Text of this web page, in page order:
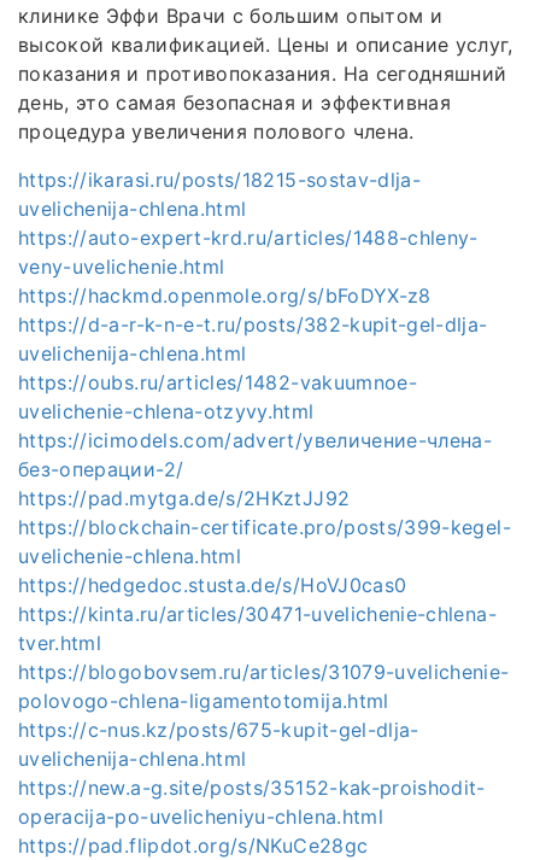
клинике Эффи Врачи с большим опытом и
высокой квалификацией. Цены и описание услуг,
показания и противопоказания. На сегодняшний
день, это самая безопасная и эффективная
процедура увеличения полового члена.
https://ikarasi.ru/posts/18215-sostav-dlja-
uvelichenija-chlena.html
https://auto-expert-krd.ru/articles/1488-chleny-
veny-uvelichenie.html
https://hackmd.openmole.org/s/bFoDYX-z8
https://d-a-r-k-n-e-t.ru/posts/382-kupit-gel-dlja-
uvelichenija-chlena.html
https://oubs.ru/articles/1482-vakuumnoe-
uvelichenie-chlena-otzyvy.html
https://icimodels.com/advert/увеличение-члена-
без-операции-2/
https://pad.mytga.de/s/2HKztJJ92
https://blockchain-certificate.pro/posts/399-kegel-
uvelichenie-chlena.html
https://hedgedoc.stusta.de/s/HoVJ0cas0
https://kinta.ru/articles/30471-uvelichenie-chlena-
tver.html
https://blogobovsem.ru/articles/31079-uvelichenie-
polovogo-chlena-ligamentotomija.html
https://c-nus.kz/posts/675-kupit-gel-dlja-
uvelichenija-chlena.html
https://new.a-g.site/posts/35152-kak-proishodit-
operacija-po-uvelicheniyu-chlena.html
https://pad.flipdot.org/s/NKuCe28gc